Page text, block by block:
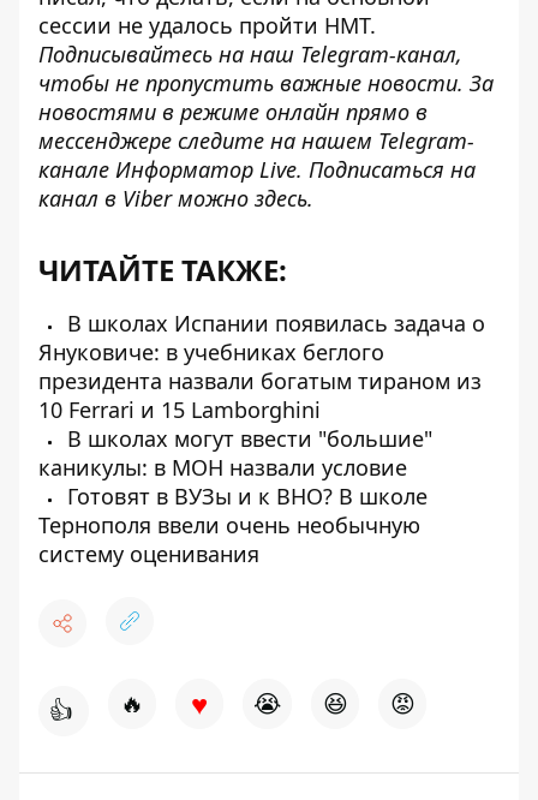
сессии не удалось пройти НМТ.
Подписывайтесь на наш Telegram-канал,
чтобы не пропустить важные новости. За
новостями в режиме онлайн прямо в
мессенджере следите на нашем Telegram-
канале Информатор Live. Подписаться на
канал в Viber можно здесь.
ЧИТАЙТЕ ТАКЖЕ:
В школах Испании появилась задача о
Януковиче: в учебниках беглого
президента назвали богатым тираном из
10 Ferrari и 15 Lamborghini
В школах могут ввести "большие"
каникулы: в МОН назвали условие
Готовят в ВУЗы и к ВНО? В школе
Тернополя ввели очень необычную
систему оценивания
👍 🔥 ♥ 😭 😆 😡